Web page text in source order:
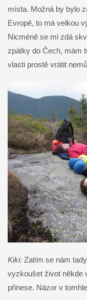
místa. Možná by bylo
Evropě, to má velkou
Nicméně se mi zdá
zpátky do Čech, mám
vlasti prostě vrátit
Kiki: Zatím se nám
vyzkoušet život někde
přinese. Názor v